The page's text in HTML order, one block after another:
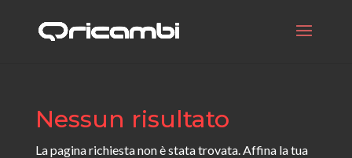
Nessun risultato
La pagina richiesta non è stata trovata. Affina la tua